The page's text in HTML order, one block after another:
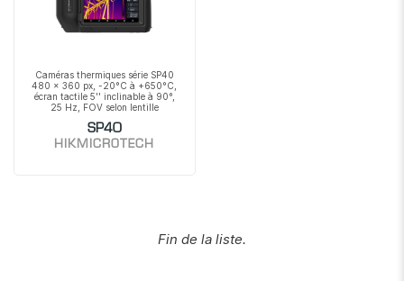
Caméras thermiques série SP40
480 x 360 px, -20°C à +650°C,
écran tactile 5'' inclinable à 90°,
25 Hz, FOV selon lentille
SP40
HIKMICROTECH
Fin de la liste.